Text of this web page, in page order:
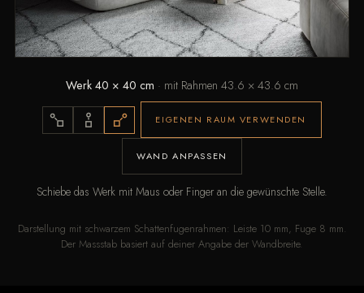
Werk 40 × 40 cm · mit Rahmen 43.6 × 43.6 cm
EIGENEN RAUM VERWENDEN
WAND ANPASSEN
Schiebe das Werk mit Maus oder Finger an die gewünschte Stelle.
Darstellung mit schwarzem Schattenfugenrahmen: Leiste 10 mm, Fuge 8 mm.
Der Massstab basiert auf deiner Angabe der Wandbreite.